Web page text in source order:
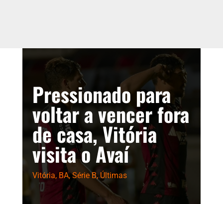
Pressionado para
voltar a vencer fora
de casa, Vitória
visita o Avaí
Vitória, BA,Série B, Últimas